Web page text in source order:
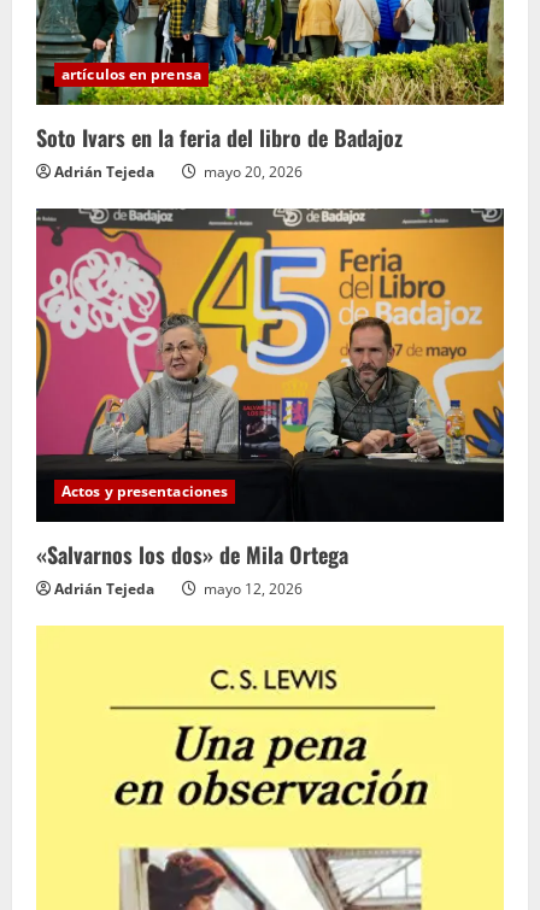
artículos en prensa
Soto Ivars en la feria del libro de Badajoz
Adrián Tejeda mayo 20, 2026
Actos y presentaciones
«Salvarnos los dos» de Mila Ortega
Adrián Tejeda mayo 12, 2026